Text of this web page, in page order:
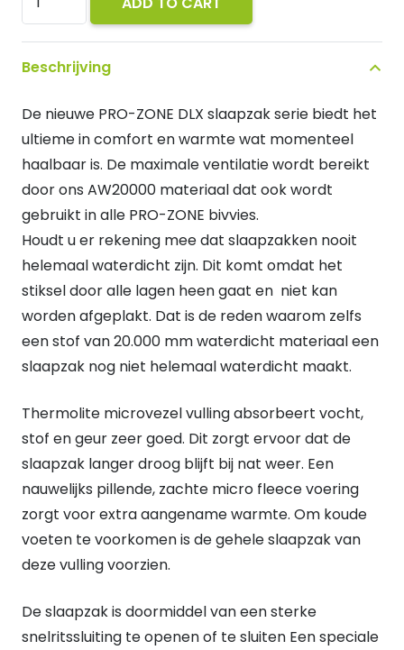
Pro-
Zone
DLX
Season
Sleepingbag
quantity
Beschrijving
De nieuwe PRO-ZONE DLX slaapzak serie biedt het
ultieme in comfort en warmte wat momenteel
haalbaar is. De maximale ventilatie wordt bereikt
door ons AW20000 materiaal dat ook wordt
gebruikt in alle PRO-ZONE bivvies.
Houdt u er rekening mee dat slaapzakken nooit
helemaal waterdicht zijn. Dit komt omdat het
stiksel door alle lagen heen gaat en niet kan
worden afgeplakt. Dat is de reden waarom zelfs
een stof van 20.000 mm waterdicht materiaal een
slaapzak nog niet helemaal waterdicht maakt.
Thermolite microvezel vulling absorbeert vocht,
stof en geur zeer goed. Dit zorgt ervoor dat de
slaapzak langer droog blijft bij nat weer. Een
nauwelijks pillende, zachte micro fleece voering
zorgt voor extra aangename warmte. Om koude
voeten te voorkomen is de gehele slaapzak van
deze vulling voorzien.
De slaapzak is doormiddel van een sterke
snelritssluiting te openen of te sluiten Een speciale